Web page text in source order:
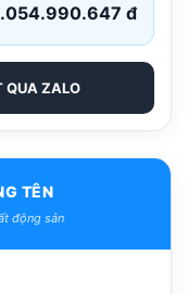
đ
QUA ZALO
TÊN
động sản